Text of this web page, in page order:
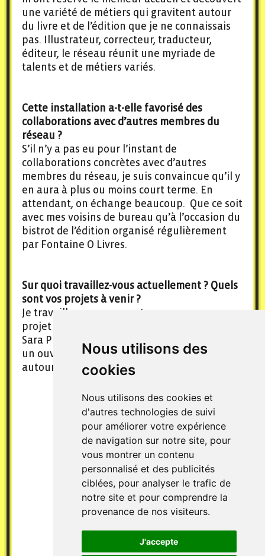
Nous utilisons des
cookies
Nous utilisons des cookies et
d'autres technologies de suivi
pour améliorer votre expérience
de navigation sur notre site, pour
vous montrer un contenu
personnalisé et des publicités
ciblées, pour analyser le trafic de
notre site et pour comprendre la
provenance de nos visiteurs.
J'accepte
une variété de métiers qui gravitent autour
du livre et de l’édition que je ne connaissais
pas. Illustrateur, correcteur, traducteur,
éditeur, le réseau réunit une myriade de
talents et de métiers variés.
Cette installation a-t-elle favorisé des
collaborations avec d’autres membres du
réseau ?
S’il n’y a pas eu pour l’instant de
collaborations concrètes avec d’autres
membres du réseau, je suis convaincue qu’il y
en aura à plus ou moins court terme. En
attendant, on échange beaucoup. Que ce soit
avec mes voisins de bureau qu’à l’occasion du
bistrot de l’édition organisé régulièrement
par Fontaine O Livres.
Sur quoi travaillez-vous actuellement ? Quels
sont vos projets à venir ?
Je travaille en ce moment sur un nouveau
projet de livre avec la graphiste illustratrice
Sara Princé avec qui j’ai d’ores et déjà réalisé
un ouvrage de coloriage pour Hachette
autour des mots et expressions de la couleur.